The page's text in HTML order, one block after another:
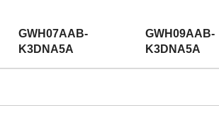
GWH07AAB-
K3DNA5A
GWH09AAB-
K3DNA5A